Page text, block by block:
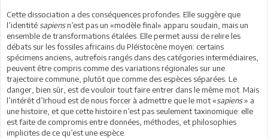
Cette dissociation a des conséquences profondes. Elle suggère que
l’identité sapiensn’est pas un «modèle final» apparu soudain, mais un
ensemble de transformations étalées. Elle permet aussi de relire les
débats sur les fossiles africains du Pléistocène moyen: certains
spécimens anciens, autrefois rangés dans des catégories intermédiaires,
peuvent être compris comme des variations régionales sur une
trajectoire commune, plutôt que comme des espèces séparées. Le
danger, bien sûr, est de vouloir tout faire entrer dans le même mot. Mais
l’intérêt d’Irhoud est de nous forcer à admettre que le mot «sapiens» a
une histoire, et que cette histoire n’est pas seulement taxinomique: elle
est faite de compromis entre données, méthodes, et philosophies
implicites de ce qu’est une espèce.